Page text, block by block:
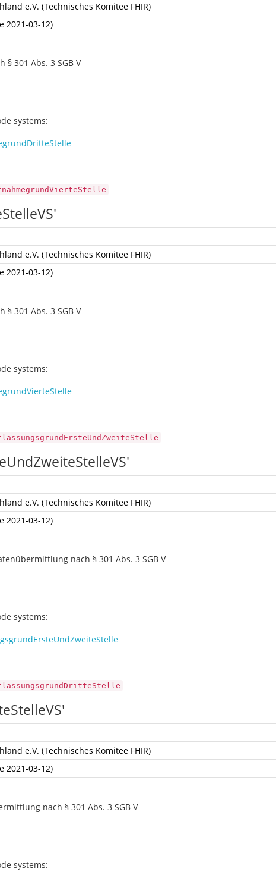
e.V. (Technisches Komitee FHIR)
2021-03-12)
301 Abs. 3 SGB V
systems:
e.V. (Technisches Komitee FHIR)
2021-03-12)
301 Abs. 3 SGB V
systems:
e.V. (Technisches Komitee FHIR)
2021-03-12)
nach § 301 Abs. 3 SGB V
systems:
e.V. (Technisches Komitee FHIR)
2021-03-12)
nach § 301 Abs. 3 SGB V
systems: